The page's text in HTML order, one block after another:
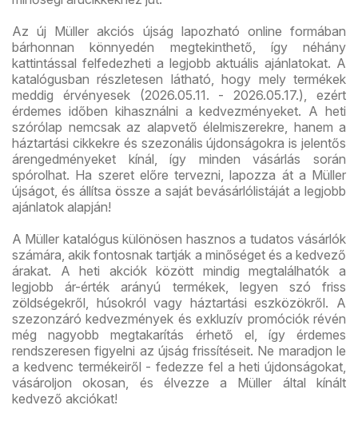
Az új Müller akciós újság lapozható online formában
bárhonnan könnyedén megtekinthető, így néhány
kattintással felfedezheti a legjobb aktuális ajánlatokat. A
katalógusban részletesen látható, hogy mely termékek
meddig érvényesek (2026.05.11. - 2026.05.17.), ezért
érdemes időben kihasználni a kedvezményeket. A heti
szórólap nemcsak az alapvető élelmiszerekre, hanem a
háztartási cikkekre és szezonális újdonságokra is jelentős
árengedményeket kínál, így minden vásárlás során
spórolhat. Ha szeret előre tervezni, lapozza át a Müller
újságot, és állítsa össze a saját bevásárlólistáját a legjobb
ajánlatok alapján!
A Müller katalógus különösen hasznos a tudatos vásárlók
számára, akik fontosnak tartják a minőséget és a kedvező
árakat. A heti akciók között mindig megtalálhatók a
legjobb ár-érték arányú termékek, legyen szó friss
zöldségekről, húsokról vagy háztartási eszközökről. A
szezonzáró kedvezmények és exkluzív promóciók révén
még nagyobb megtakarítás érhető el, így érdemes
rendszeresen figyelni az újság frissítéseit. Ne maradjon le
a kedvenc termékeiről - fedezze fel a heti újdonságokat,
vásároljon okosan, és élvezze a Müller által kínált
kedvező akciókat!